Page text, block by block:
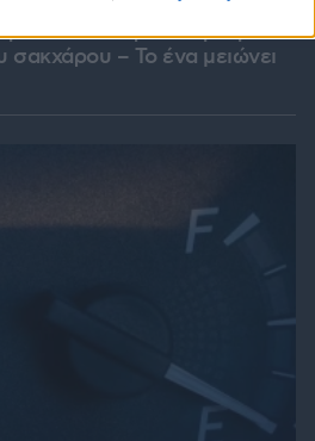
4 ενδοκρινολόγοι για
σακχάρου – Το ένα μειώνει